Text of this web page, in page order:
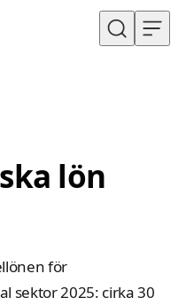
lön
för
sektor 2025: cirka 30